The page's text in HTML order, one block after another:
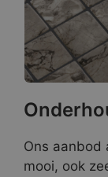
Ons aanbod
mooi, ook